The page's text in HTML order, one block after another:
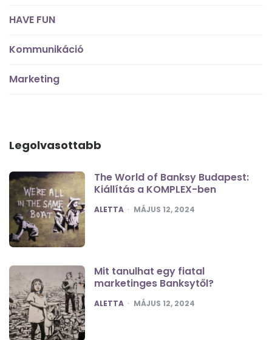
HAVE FUN
Kommunikáció
Marketing
Legolvasottabb
The World of Banksy Budapest:
Kiállítás a KOMPLEX-ben
POSTED
ALETTA MÁJUS 12, 2024
Mit tanulhat egy fiatal
marketinges Banksytől?
POSTED
ALETTA MÁJUS 12, 2024